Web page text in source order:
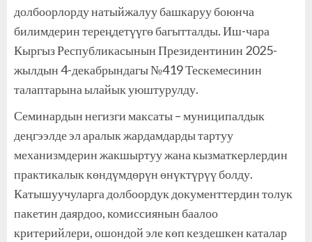
долбоорлорду натыйжалуу башкаруу боюнча
билимдерин тереңдетүүгө багытталды. Иш-чара
Кыргыз Республикасынын Президентинин 2025-
жылдын 4-декабрындагы №419 Тескемесинин
талаптарына ылайык уюштурулду.
Семинардын негизги максаты – муниципалдык
деңгээлде эл аралык жардамдарды тартуу
механизмдерин жакшыртуу жана кызматкерлердин
практикалык көндүмдөрүн өнүктүрүү болду.
Катышуучуларга долбоордук документтердин толук
пакетин даярдоо, комиссиянын баалоо
критерийлери, ошондой эле көп кездешкен каталар